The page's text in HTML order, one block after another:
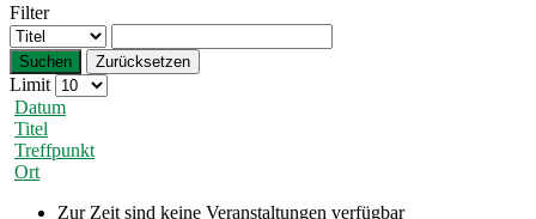
Filter
Suchen Zurücksetzen
Limit
Datum
Titel
Treffpunkt
Ort
Zur Zeit sind keine Veranstaltungen verfügbar